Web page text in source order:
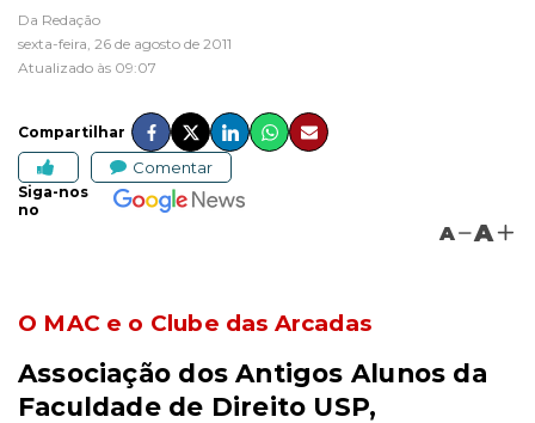
Da Redação
sexta-feira, 26 de agosto de 2011
Atualizado às 09:07
Compartilhar
Comentar
Siga-nos
no
A A
O MAC e o Clube das Arcadas
Associação dos Antigos Alunos da
Faculdade de Direito USP,